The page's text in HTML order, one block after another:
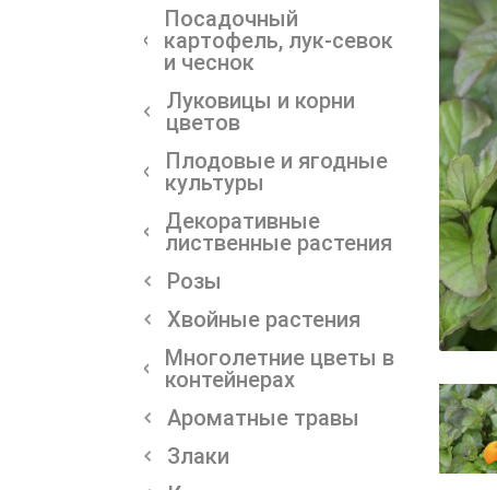
Посадочный
картофель, лук-севок
и чеснок
Луковицы и корни
цветов
Плодовые и ягодные
культуры
Декоративные
лиственные растения
Розы
Хвойные растения
Многолетние цветы в
контейнерах
Ароматные травы
Злаки